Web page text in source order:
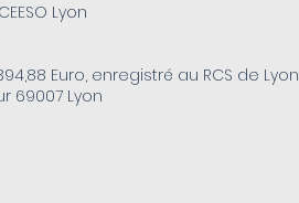
Lyon
Euro, enregistré au RCS de Lyon
69007 Lyon